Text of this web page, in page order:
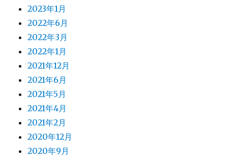
2023年1月
2022年6月
2022年3月
2022年1月
2021年12月
2021年6月
2021年5月
2021年4月
2021年2月
2020年12月
2020年9月